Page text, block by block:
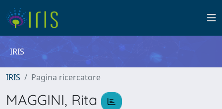
IRIS
IRIS Pagina ricercatore
MAGGINI, Rita